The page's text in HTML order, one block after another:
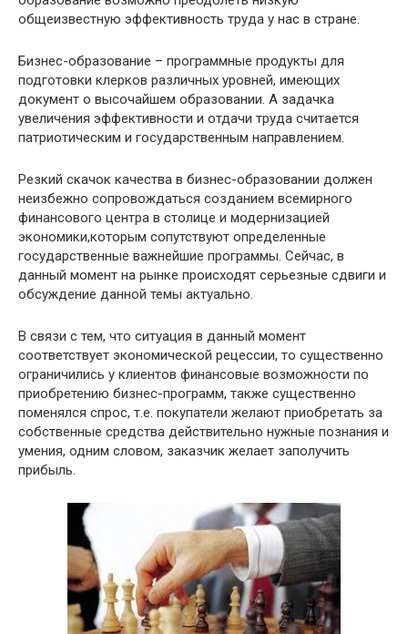
общеизвестную эффективность труда у нас в стране.
Бизнес-образование – программные продукты для
подготовки клерков различных уровней, имеющих
документ о высочайшем образовании. А задачка
увеличения эффективности и отдачи труда считается
патриотическим и государственным направлением.
Резкий скачок качества в бизнес-образовании должен
неизбежно сопровождаться созданием всемирного
финансового центра в столице и модернизацией
экономики,которым сопутствуют определенные
государственные важнейшие программы. Сейчас, в
данный момент на рынке происходят серьезные сдвиги и
обсуждение данной темы актуально.
В связи с тем, что ситуация в данный момент
соответствует экономической рецессии, то существенно
ограничились у клиентов финансовые возможности по
приобретению бизнес-программ, также существенно
поменялся спрос, т.е. покупатели желают приобретать за
собственные средства действительно нужные познания и
умения, одним словом, заказчик желает заполучить
прибыль.